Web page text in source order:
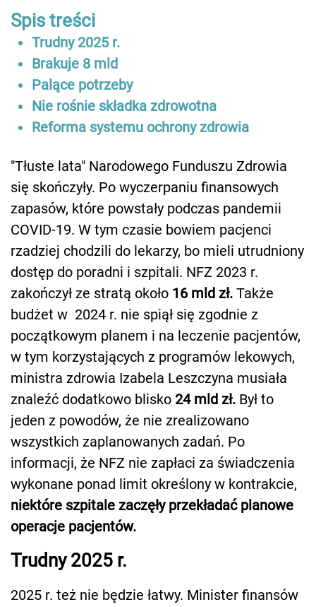
Spis treści
Trudny 2025 r.
Brakuje 8 mld
Palące potrzeby
Nie rośnie składka zdrowotna
Reforma systemu ochrony zdrowia
"Tłuste lata" Narodowego Funduszu Zdrowia
się skończyły. Po wyczerpaniu finansowych
zapasów, które powstały podczas pandemii
COVID-19. W tym czasie bowiem pacjenci
rzadziej chodzili do lekarzy, bo mieli utrudniony
dostęp do poradni i szpitali. NFZ 2023 r.
zakończył ze stratą około 16 mld zł. Także
budżet w 2024 r. nie spiął się zgodnie z
początkowym planem i na leczenie pacjentów,
w tym korzystających z programów lekowych,
ministra zdrowia Izabela Leszczyna musiała
znaleźć dodatkowo blisko 24 mld zł. Był to
jeden z powodów, że nie zrealizowano
wszystkich zaplanowanych zadań. Po
informacji, że NFZ nie zapłaci za świadczenia
wykonane ponad limit określony w kontrakcie,
niektóre szpitale zaczęły przekładać planowe
operacje pacjentów.
Trudny 2025 r.
2025 r. też nie będzie łatwy. Minister finansów